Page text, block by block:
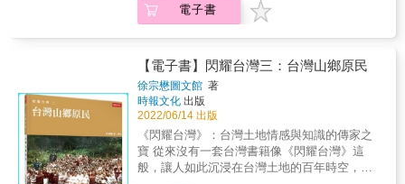
「智慧之毛」各集，皆融滲深厚的族語文化並
用盡心思規劃製編。本集《探路》將目前尚未
列入「鄒語詞典」之鄒語300詞彙、測量之歌，
融入書中，對教育部及原民會刻正積極推行的
「原住民傳統知識體系」之建構，更具極積正
而是台灣土地情感而知識的傳家之寶。不只是
價值。 能做到這一點，是因為《閃耀台灣》使
用了最精美的照片原材料，以及最高端的現代
數位上色工藝技術。這是徐宗懋圖文館動用了
累積20年的原照片收藏，以及過去5年建立的國
際一流數位上色藝術師團隊，兩項優勢所取得
的驚人成果。 以《台灣山鄉原民》這一本畫冊
為例，本畫冊使用日本學術權威森丑之助先生
在百年前所拍攝的經典原住民圖錄照片，一般
電子書
【電子書】閃耀台灣三：台灣山鄉原民
徐宗懋圖文館 著
時報文化 出版
2022/06/14 出版
《閃耀台灣》：台灣土地情感與知識的傳家之
寶 從來沒有一套台灣書籍像《閃耀台灣》這
般，讓人如此沉浸在台灣土地的百年時空，猶